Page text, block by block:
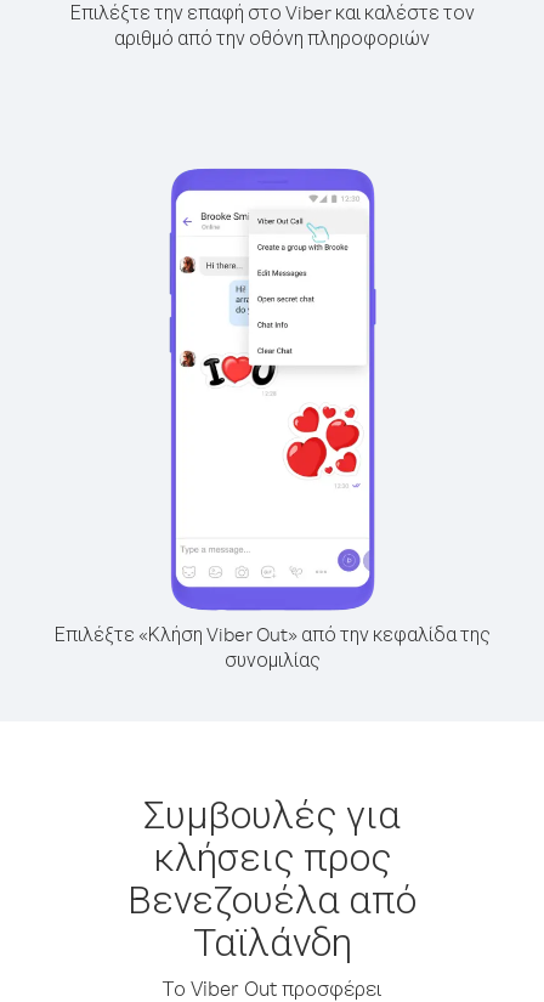
Επιλέξτε την επαφή στο Viber και καλέστε τον
αριθμό από την οθόνη πληροφοριών
Επιλέξτε «Κλήση Viber Out» από την κεφαλίδα της
συνομιλίας
Συμβουλές για
κλήσεις προς
Βενεζουέλα από
Ταϊλάνδη
Το Viber Out προσφέρει